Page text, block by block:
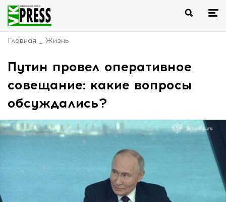
Главная Жизнь
Путин провел оперативное
совещание: какие вопросы
обсуждались?